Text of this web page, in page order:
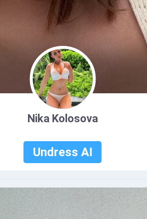
Nika Kolosova
Undress AI